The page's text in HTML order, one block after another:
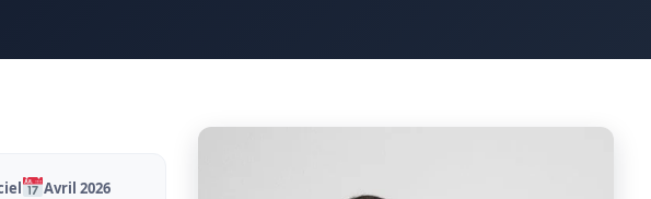
Avril 2026